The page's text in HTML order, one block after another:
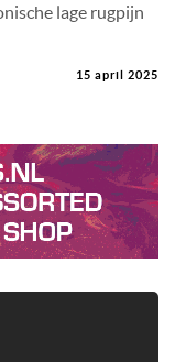
lage rugpijn
15 april 2025